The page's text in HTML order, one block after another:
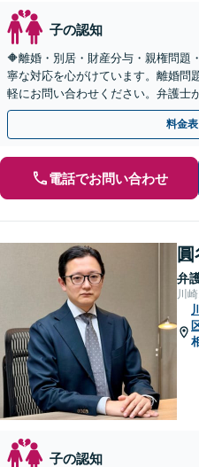
子の認知
🔶離婚・別居・財産分与・親権問題
寧な対応を心がけています。離婚問
軽にお問い合わせください。弁護士
トいたします。◤完全予約制・初回
料金
電話でお問い合わせ
弁
川
子の認知